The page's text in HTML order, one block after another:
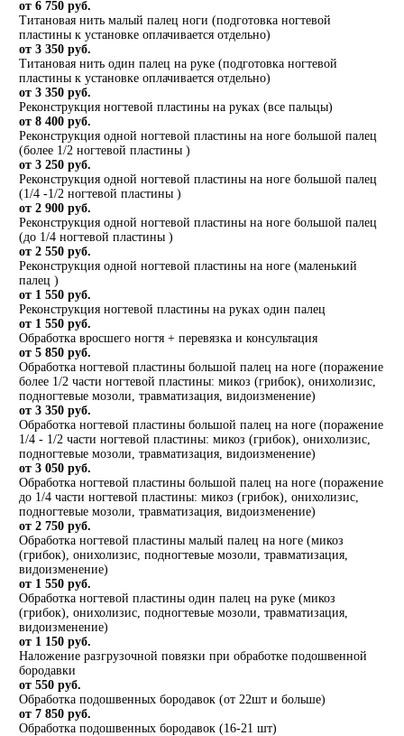
от 6 750 руб.
Титановая нить малый палец ноги (подготовка ногтевой
пластины к установке оплачивается отдельно)
от 3 350 руб.
Титановая нить один палец на руке (подготовка ногтевой
пластины к установке оплачивается отдельно)
от 3 350 руб.
Реконструкция ногтевой пластины на руках (все пальцы)
от 8 400 руб.
Реконструкция одной ногтевой пластины на ноге большой палец
(более 1/2 ногтевой пластины )
от 3 250 руб.
Реконструкция одной ногтевой пластины на ноге большой палец
(1/4 -1/2 ногтевой пластины )
от 2 900 руб.
Реконструкция одной ногтевой пластины на ноге большой палец
(до 1/4 ногтевой пластины )
от 2 550 руб.
Реконструкция одной ногтевой пластины на ноге (маленький
палец )
от 1 550 руб.
Реконструкция ногтевой пластины на руках один палец
от 1 550 руб.
Обработка вросшего ногтя + перевязка и консультация
от 5 850 руб.
Обработка ногтевой пластины большой палец на ноге (поражение
более 1/2 части ногтевой пластины: микоз (грибок), онихолизис,
подногтевые мозоли, травматизация, видоизменение)
от 3 350 руб.
Обработка ногтевой пластины большой палец на ноге (поражение
1/4 - 1/2 части ногтевой пластины: микоз (грибок), онихолизис,
подногтевые мозоли, травматизация, видоизменение)
от 3 050 руб.
Обработка ногтевой пластины большой палец на ноге (поражение
до 1/4 части ногтевой пластины: микоз (грибок), онихолизис,
подногтевые мозоли, травматизация, видоизменение)
от 2 750 руб.
Обработка ногтевой пластины малый палец на ноге (микоз
(грибок), онихолизис, подногтевые мозоли, травматизация,
видоизменение)
от 1 550 руб.
Обработка ногтевой пластины один палец на руке (микоз
(грибок), онихолизис, подногтевые мозоли, травматизация,
видоизменение)
от 1 150 руб.
Наложение разгрузочной повязки при обработке подошвенной
бородавки
от 550 руб.
Обработка подошвенных бородавок (от 22шт и больше)
от 7 850 руб.
Обработка подошвенных бородавок (16-21 шт)